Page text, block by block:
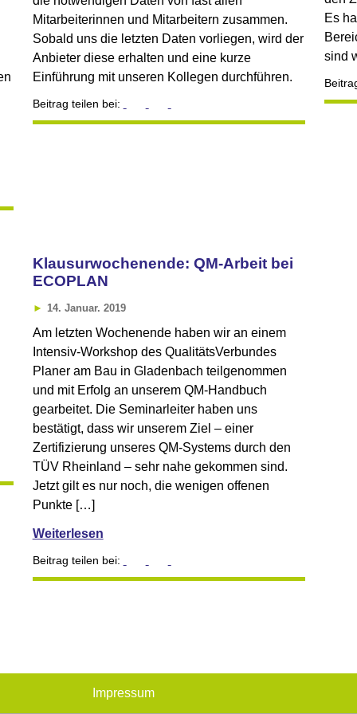
Mitarbeiterinnen und Mitarbeitern zusammen.
Sobald uns die letzten Daten vorliegen, wird der
Anbieter diese erhalten und eine kurze
Einführung mit unseren Kollegen durchführen.
Beitrag teilen bei:
Es
sind
Klausurwochenende: QM-Arbeit bei
ECOPLAN
14. Januar. 2019
Am letzten Wochenende haben wir an einem
Intensiv-Workshop des QualitätsVerbundes
Planer am Bau in Gladenbach teilgenommen
und mit Erfolg an unserem QM-Handbuch
gearbeitet. Die Seminarleiter haben uns
bestätigt, dass wir unserem Ziel – einer
Zertifizierung unseres QM-Systems durch den
TÜV Rheinland – sehr nahe gekommen sind.
Jetzt gilt es nur noch, die wenigen offenen
Punkte […]
Weiterlesen
Beitrag teilen bei:
Impressum